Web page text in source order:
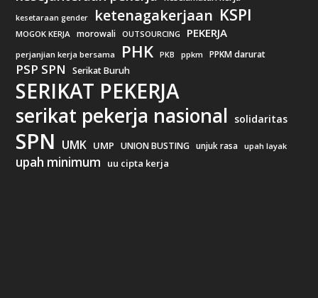
kesetaraan gender ketenagakerjaan KSPI
MOGOK KERJA morowali OUTSOURCING PEKERJA
perjanjian kerja bersama PHK PKB ppkm PPKM darurat
PSP SPN Serikat Buruh
SERIKAT PEKERJA
serikat pekerja nasional solidaritas
SPN UMK UMP UNION BUSTING unjuk rasa upah layak
upah minimum uu cipta kerja